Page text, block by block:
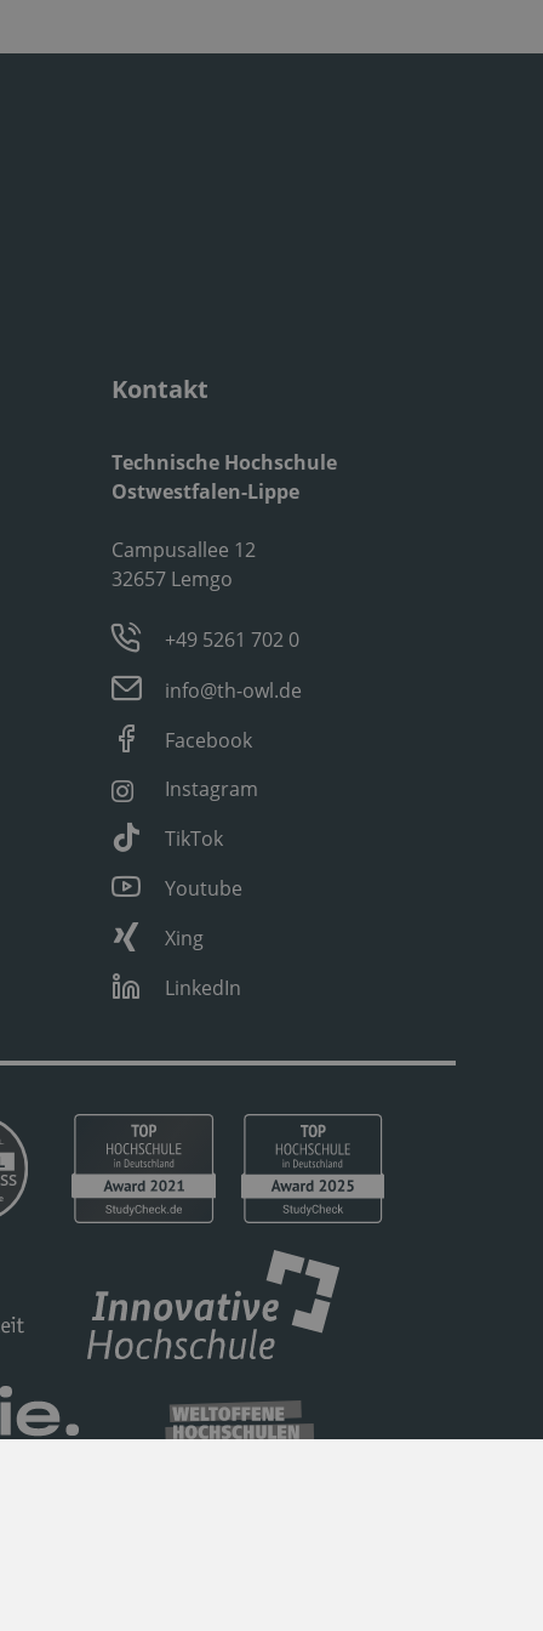
Kontakt
Technische Hochschule
Ostwestfalen-Lippe
Campusallee 12
32657 Lemgo
+49 5261 702 0
info@th-owl.de
Facebook
Instagram
TikTok
Youtube
Xing
LinkedIn